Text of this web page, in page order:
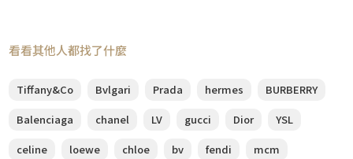
看看其他人都找了什麼
Tiffany&Co Bvlgari Prada hermes
BURBERRY
Balenciaga
chanel LV gucci Dior
YSL
celine
loewe chloe bv fendi mcm